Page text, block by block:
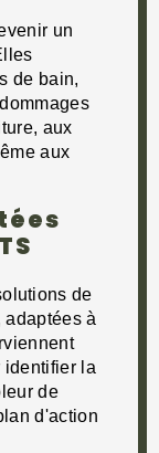
un
de bain,
aux
aux
de
adaptées à
identifier la
de
d'action